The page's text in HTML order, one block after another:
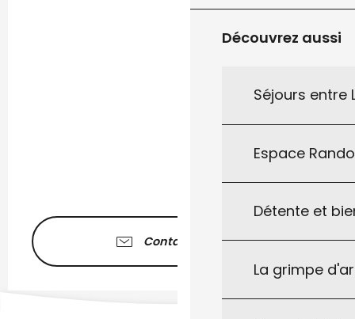
Découvrez aussi
Séjours entre
Espace
Détente et
La grimpe
Contactez-nous